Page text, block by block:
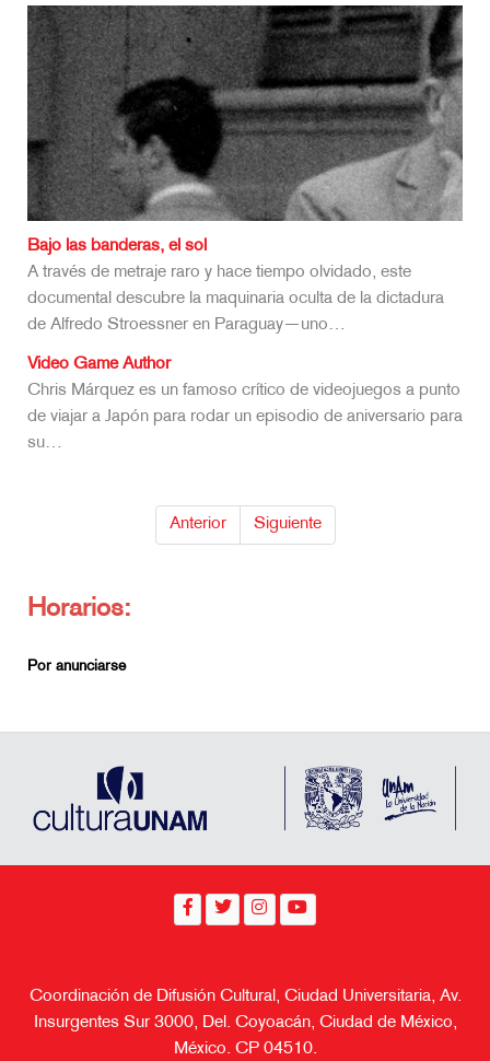
Bajo las banderas, el sol
A través de metraje raro y hace tiempo olvidado, este
documental descubre la maquinaria oculta de la dictadura
de Alfredo Stroessner en Paraguay—uno…
Video Game Author
Chris Márquez es un famoso crítico de videojuegos a punto
de viajar a Japón para rodar un episodio de aniversario para
su…
Anterior Siguiente
Horarios:
Por anunciarse
Coordinación de Difusión Cultural, Ciudad Universitaria, Av.
Insurgentes Sur 3000, Del. Coyoacán, Ciudad de México,
México. CP 04510.